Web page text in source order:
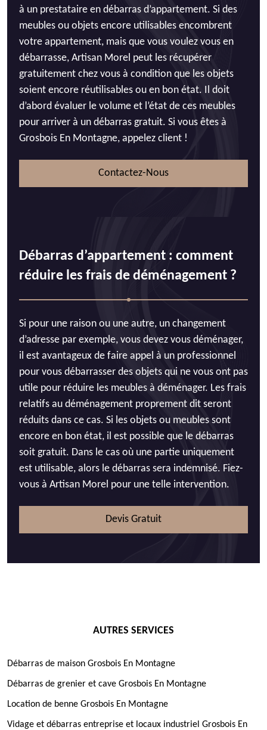
à un prestataire en débarras d’appartement. Si des
meubles ou objets encore utilisables encombrent
votre appartement, mais que vous voulez vous en
débarrasse, Artisan Morel peut les récupérer
gratuitement chez vous à condition que les objets
soient encore réutilisables ou en bon état. Il doit
d’abord évaluer le volume et l’état de ces meubles
pour arriver à un débarras gratuit. Si vous êtes à
Grosbois En Montagne, appelez client !
Contactez-Nous
Débarras d’appartement : comment
réduire les frais de déménagement ?
Si pour une raison ou une autre, un changement
d’adresse par exemple, vous devez vous déménager,
il est avantageux de faire appel à un professionnel
pour vous débarrasser des objets qui ne vous ont pas
utile pour réduire les meubles à déménager. Les frais
relatifs au déménagement proprement dit seront
réduits dans ce cas. Si les objets ou meubles sont
encore en bon état, il est possible que le débarras
soit gratuit. Dans le cas où une partie uniquement
est utilisable, alors le débarras sera indemnisé. Fiez-
vous à Artisan Morel pour une telle intervention.
Devis Gratuit
AUTRES SERVICES
Débarras de maison Grosbois En Montagne
Débarras de grenier et cave Grosbois En Montagne
Location de benne Grosbois En Montagne
Vidage et débarras entreprise et locaux industriel Grosbois En